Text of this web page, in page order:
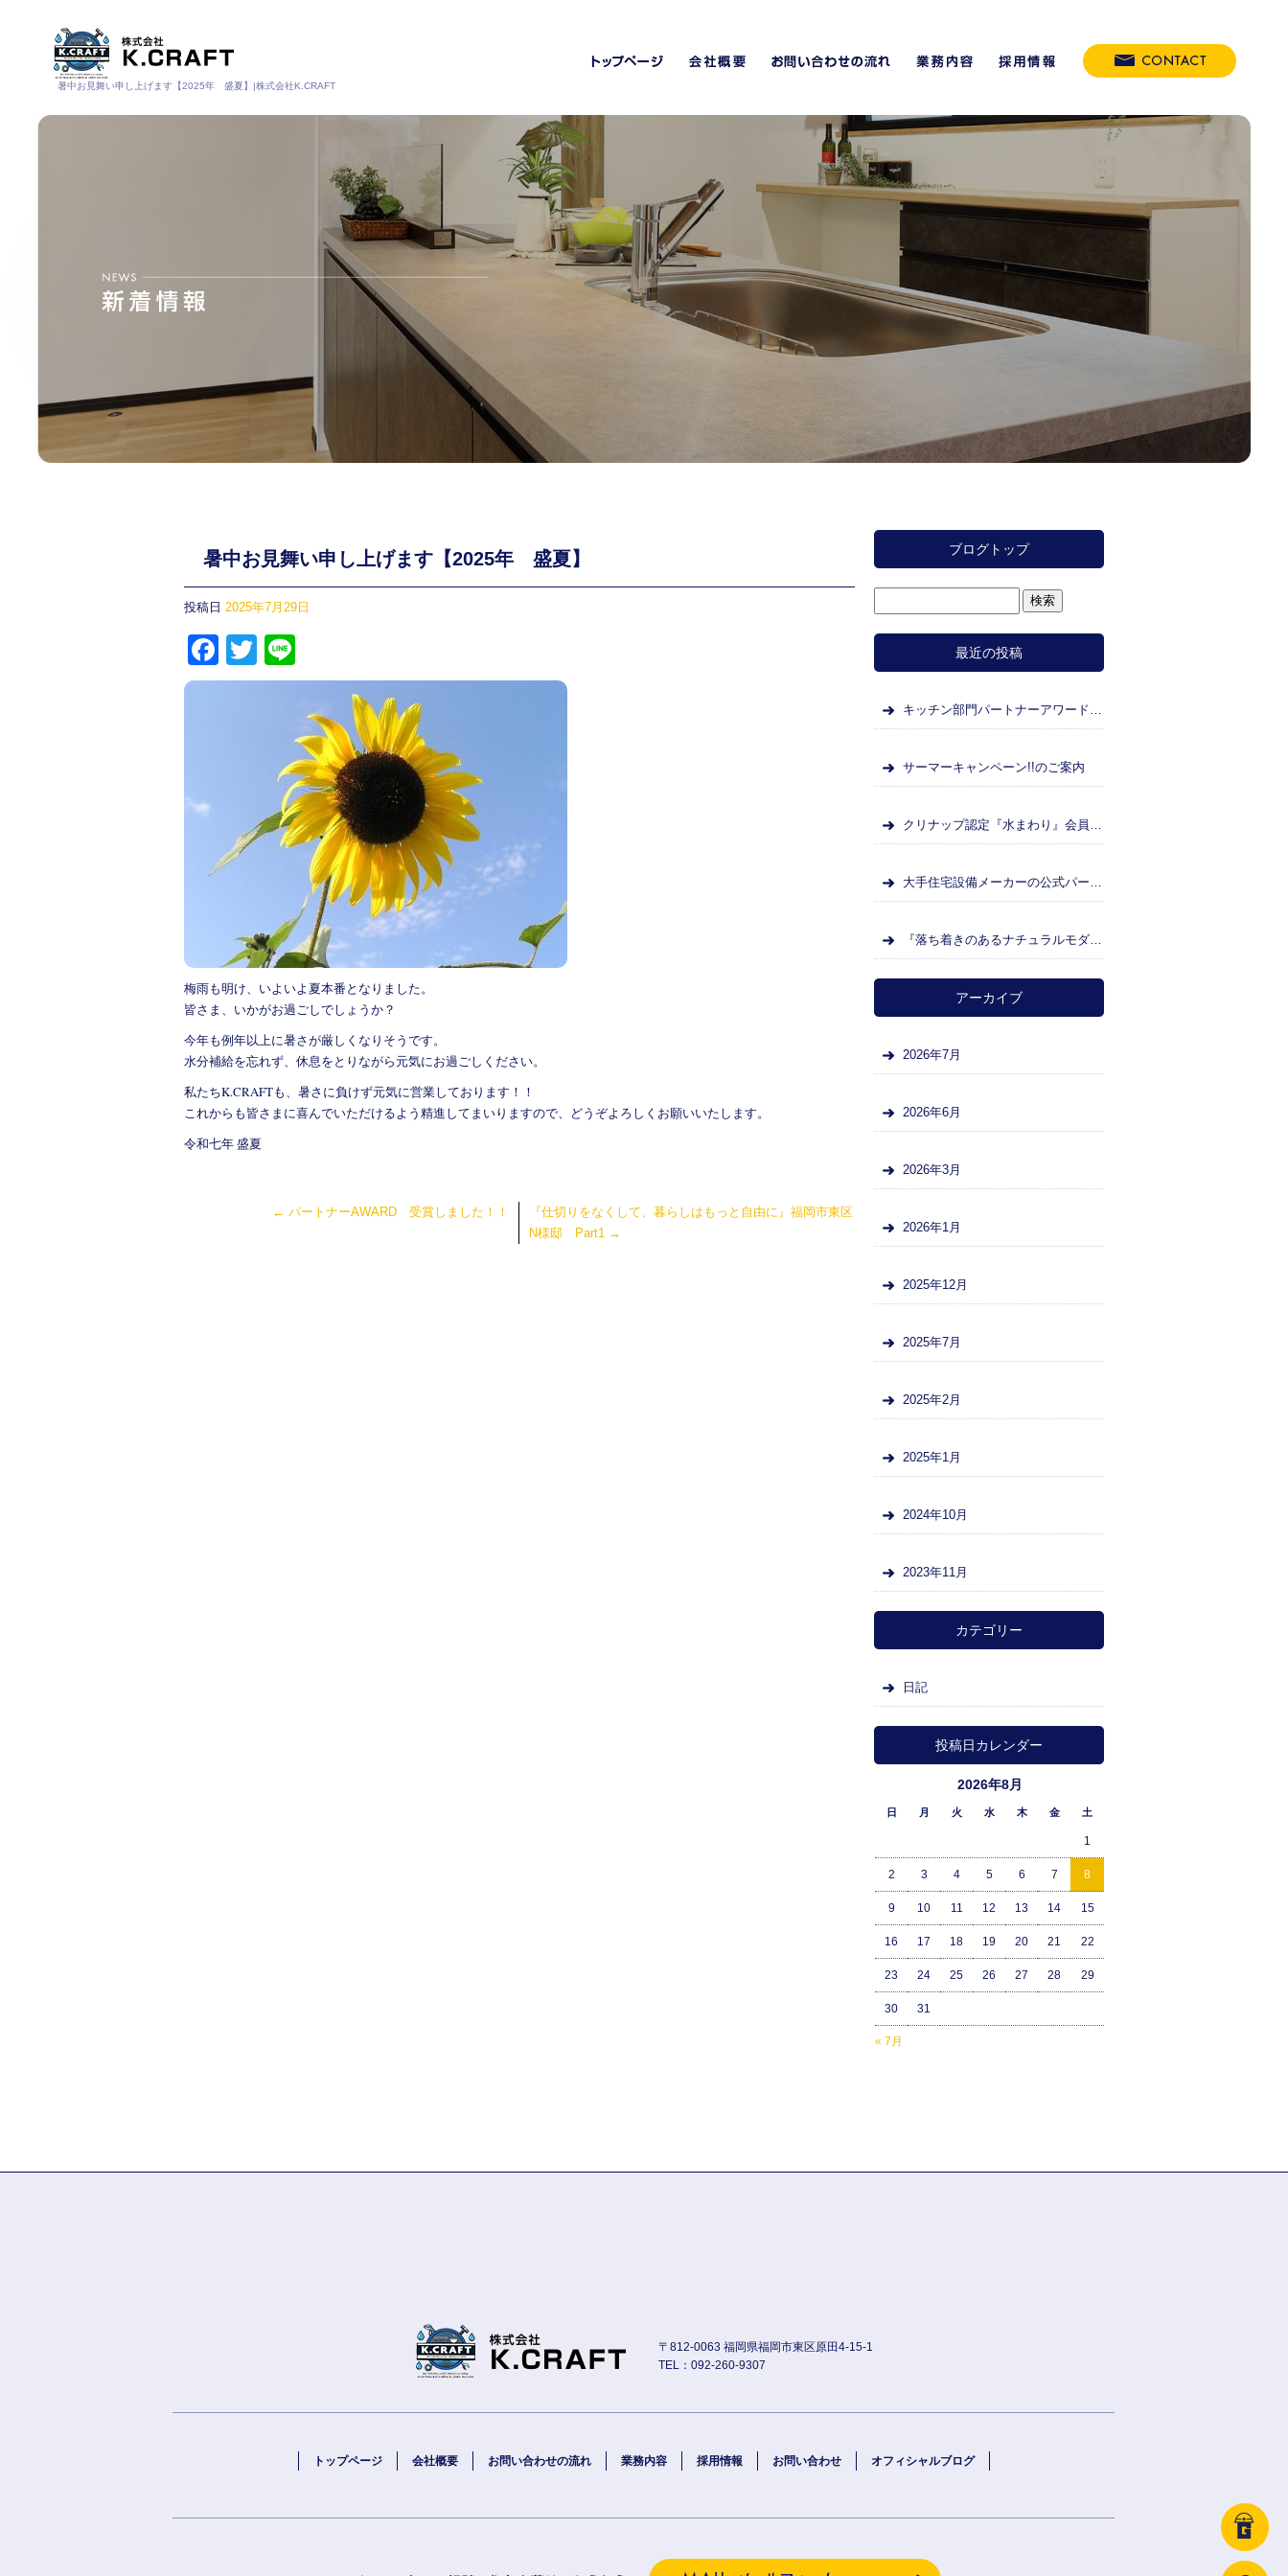
暑中お見舞い申し上げます【2025年 盛夏】|株式会社K.CRAFT
暑中お見舞い申し上げます【2025年 盛夏】
投稿日 2025年7月29日
F
a
k
T
wi n
e
梅雨も明け、いよいよ夏本番となりました。
皆さま、いかがお過ごしでしょうか？
今年も例年以上に暑さが厳しくなりそうです。
水分補給を忘れず、休息をとりながら元気にお過ごしください。
私たちK.CRAFTも、暑さに負けず元気に営業しております！！
これからも皆さまに喜んでいただけるよう精進してまいりますので、
どうぞよろしくお願いいたします。
令和七年 盛夏
← パートナーAWARD 受賞しました！！
『仕切りをなくして、暮らしはもっと自由に』福岡市東区
N様邸 Part1 →
ブログトップ
最近の投稿
キッチン部門パートナーアワード表彰のお知らせ
サーマーキャンペーン!!のご案内
クリナップ認定『水まわり』会員として、メーカーと連携しながら、お客様に安心・安全なリフォームをご提供いたします。
大手住宅設備メーカーの公式パートナー店になりました
『落ち着きのあるナチュラルモダンなキッチンへ』北九州市小倉北区 T様邸
アーカイブ
2026年7月
2026年6月
2026年3月
2026年1月
2025年12月
2025年7月
2025年2月
2025年1月
2024年10月
2023年11月
カテゴリー
日記
投稿日カレンダー
2026年8月
日 月 火 水 木 金 土
« 7月
1
2 3 4 5 6 7 8
9 10 11 12 13 14 15
16 17 18 19 20 21 22
23 24 25 26 27 28 29
30 31
トップページ 会社概要 お問い合わせの流れ 業務内容 採用情報 お問い合わせ オフィシャルブログ
〒812-0063 福岡県福岡市東区原田4-15-1
TEL：092-260-9307